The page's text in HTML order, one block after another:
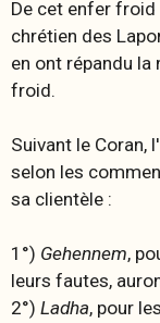
De cet enfer
chrétien des
en ont répandu
froid.
Suivant le Coran,
selon les
sa clientèle :
1°) Gehennem,
leurs fautes,
2°) Ladha, pour